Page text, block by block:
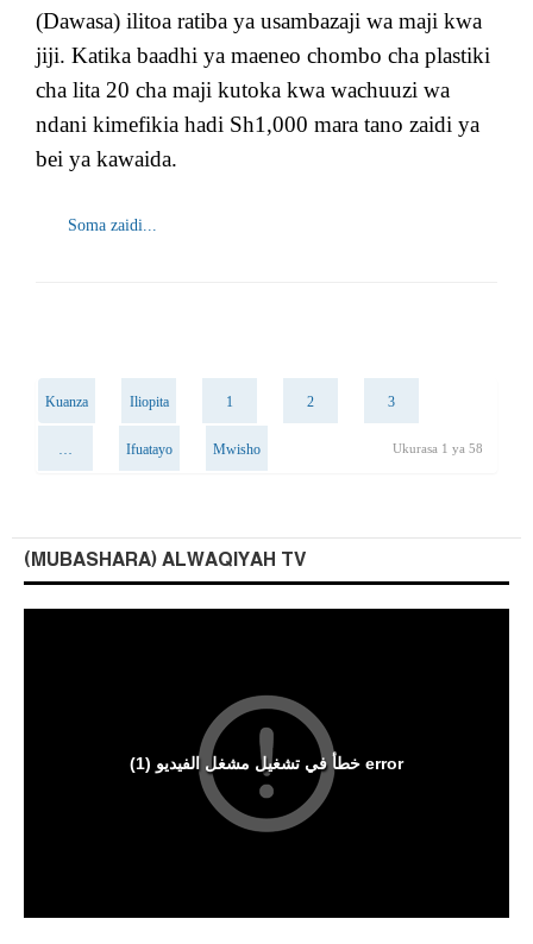
(Dawasa) ilitoa ratiba ya usambazaji wa maji kwa
jiji. Katika baadhi ya maeneo chombo cha plastiki
cha lita 20 cha maji kutoka kwa wachuuzi wa
ndani kimefikia hadi Sh1,000 mara tano zaidi ya
bei ya kawaida.
Soma zaidi...
Kuanza Iliopita 1 2 3
… Ifuatayo Mwisho Ukurasa 1 ya 58
(MUBASHARA) ALWAQIYAH TV